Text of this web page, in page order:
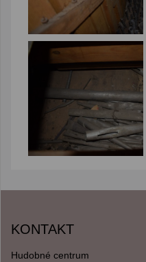
KONTAKT
Hudobné centrum